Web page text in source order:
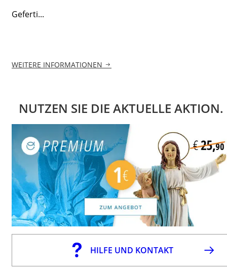
Geferti...
WEITERE INFORMATIONEN
NUTZEN SIE DIE AKTUELLE AKTION.
HILFE UND KONTAKT